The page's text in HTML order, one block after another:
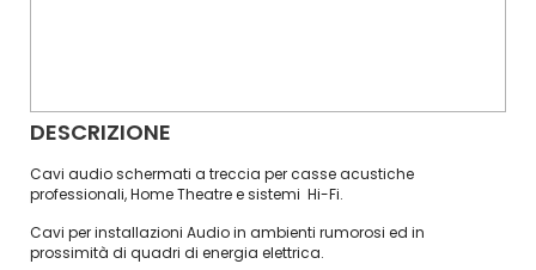
DESCRIZIONE
Cavi audio schermati a treccia per casse acustiche
professionali, Home Theatre e sistemi Hi-Fi.
Cavi per installazioni Audio in ambienti rumorosi ed in
prossimità di quadri di energia elettrica.